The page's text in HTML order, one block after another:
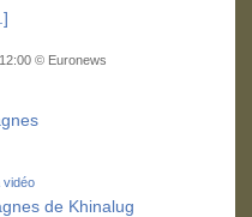
© Euronews
vidéo
de Khinalug